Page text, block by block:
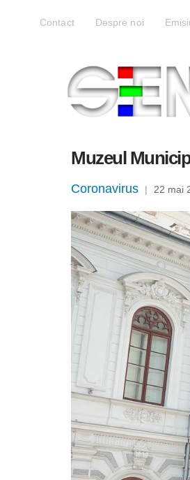
Contact Despre noi
Muzeul
Coronavirus | 22 mai